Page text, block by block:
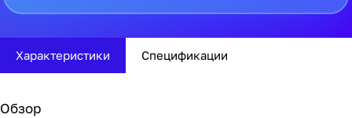
Характеристики Спецификации
Обзор